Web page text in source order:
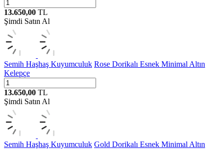
13.650,00 TL
Şimdi Satın Al
Semih Haşhaş Kuyumculuk Rose Dorikalı Esnek Minimal Altın
Kelepçe
13.650,00 TL
Şimdi Satın Al
Semih Haşhaş Kuyumculuk Gold Dorikalı Esnek Minimal Altın